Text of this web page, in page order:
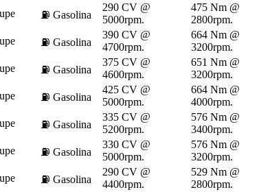
⛽ Gasolina
290 CV @
5000rpm.
475 Nm @
2800rpm.
⛽ Gasolina
390 CV @
4700rpm.
664 Nm @
3200rpm.
⛽ Gasolina
375 CV @
4600rpm.
651 Nm @
3200rpm.
⛽ Gasolina
425 CV @
5000rpm.
664 Nm @
4000rpm.
⛽ Gasolina
335 CV @
5200rpm.
576 Nm @
3400rpm.
⛽ Gasolina
330 CV @
5000rpm.
576 Nm @
3200rpm.
⛽ Gasolina
290 CV @
4400rpm.
529 Nm @
2800rpm.